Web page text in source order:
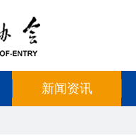
新闻资讯